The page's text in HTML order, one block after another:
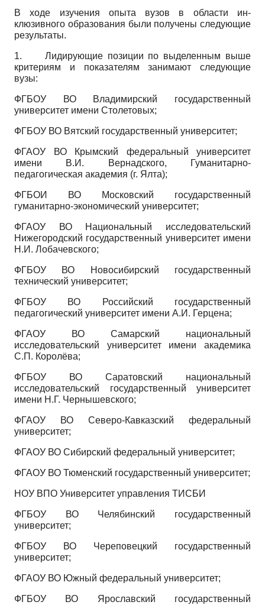
В ходе изучения опыта вузов в области ин­
клюзивного образования были получены следующие
результаты.
1. Лидирующие позиции по выделенным выше
критериям и показателям занимают следующие
вузы:
ФГБОУ ВО Владимирский государственный
университет имени Столетовых;
ФГБОУ ВО Вятский государственный университет;
ФГАОУ ВО Крымский федеральный университет
имени В.И. Вернадского, Гуманитарно-
педагогическая академия (г. Ялта);
ФГБОИ ВО Московский государственный
гуманитарно-экономический университет;
ФГАОУ ВО Национальный исследовательский
Нижегородский государственный университет имени
Н.И. Лобачевского;
ФГБОУ ВО Новосибирский государственный
технический университет;
ФГБОУ ВО Российский государственный
педагогический университет имени А.И. Гер­цена;
ФГАОУ ВО Самарский национальный
исследовательский университет имени академика
С.П. Королёва;
ФГБОУ ВО Саратовский национальный
исследовательский государственный университет
имени Н.Г. Чернышевского;
ФГАОУ ВО Северо-Кавказский федеральный
университет;
ФГАОУ ВО Сибирский федеральный университет;
ФГАОУ ВО Тюменский государственный университет;
НОУ ВПО Университет управления ТИСБИ
ФГБОУ ВО Челябинский государственный
университет;
ФГБОУ ВО Череповецкий государственный
университет;
ФГАОУ ВО Южный федеральный университет;
ФГБОУ ВО Ярославский государственный